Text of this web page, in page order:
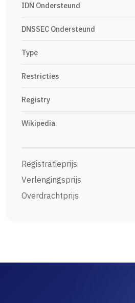
IDN Ondersteund
DNSSEC Ondersteund
Type
Restricties
Registry
Wikipedia
Registratieprijs
Verlengingsprijs
Overdrachtprijs